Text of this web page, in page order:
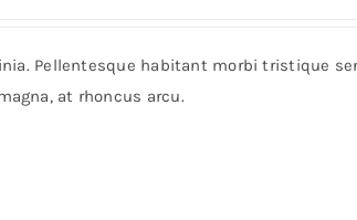
Pellentesque habitant morbi tristique
at rhoncus arcu.